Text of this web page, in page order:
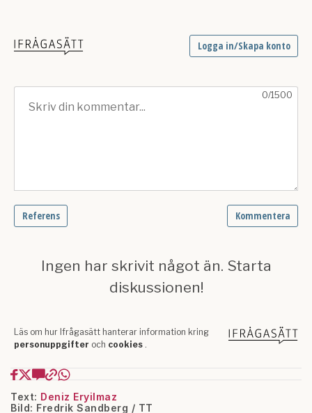
Text: Deniz Eryilmaz
Bild: Fredrik Sandberg / TT